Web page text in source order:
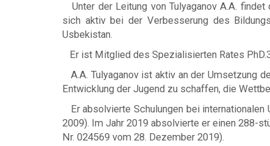
Unter der Leitung von Tulyaganov A.A.
sich aktiv bei der Verbesserung des
Usbekistan.
Er ist Mitglied des Spezialisierten Rates
A.A. Tulyaganov ist aktiv an der Umsetzung
Entwicklung der Jugend zu schaffen, die
Er absolvierte Schulungen bei internationalen
2009). Im Jahr 2019 absolvierte er einen 288-
Nr. 024569 vom 28. Dezember 2019).